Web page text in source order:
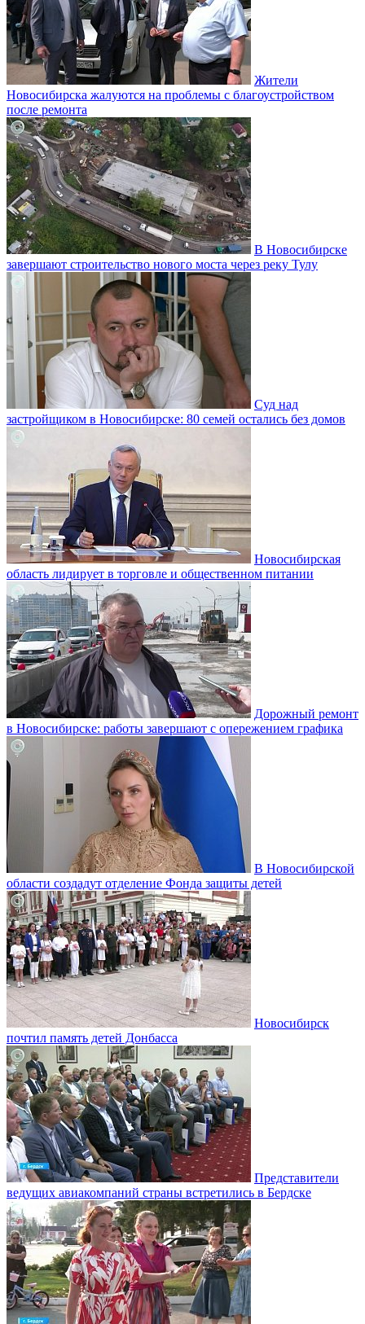
Жители
Новосибирска жалуются на проблемы с благоустройством
после ремонта
В Новосибирске
завершают строительство нового моста через реку Тулу
Суд над
застройщиком в Новосибирске: 80 семей остались без домов
Новосибирская
область лидирует в торговле и общественном питании
Дорожный ремонт
в Новосибирске: работы завершают с опережением графика
В Новосибирской
области создадут отделение Фонда защиты детей
Новосибирск
почтил память детей Донбасса
Представители
ведущих авиакомпаний страны встретились в Бердске